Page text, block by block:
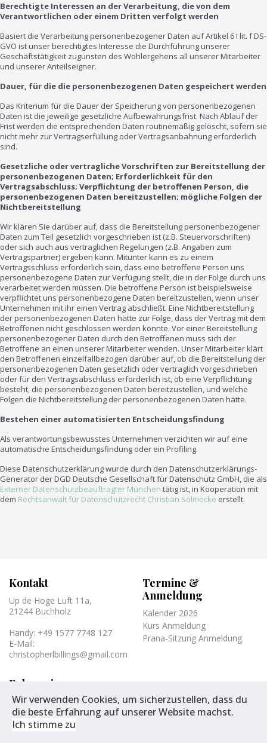
Berechtigte Interessen an der Verarbeitung, die von dem
Verantwortlichen oder einem Dritten verfolgt werden
Basiert die Verarbeitung personenbezogener Daten auf Artikel 6 I lit. f DS-
GVO ist unser berechtigtes Interesse die Durchführung unserer
Geschäftstätigkeit zugunsten des Wohlergehens all unserer Mitarbeiter
und unserer Anteilseigner.
Dauer, für die die personenbezogenen Daten gespeichert werden
Das Kriterium für die Dauer der Speicherung von personenbezogenen
Daten ist die jeweilige gesetzliche Aufbewahrungsfrist. Nach Ablauf der
Frist werden die entsprechenden Daten routinemäßig gelöscht, sofern sie
nicht mehr zur Vertragserfüllung oder Vertragsanbahnung erforderlich
sind.
Gesetzliche oder vertragliche Vorschriften zur Bereitstellung der
personenbezogenen Daten; Erforderlichkeit für den
Vertragsabschluss; Verpflichtung der betroffenen Person, die
personenbezogenen Daten bereitzustellen; mögliche Folgen der
Nichtbereitstellung
Wir klären Sie darüber auf, dass die Bereitstellung personenbezogener
Daten zum Teil gesetzlich vorgeschrieben ist (z.B. Steuervorschriften)
oder sich auch aus vertraglichen Regelungen (z.B. Angaben zum
Vertragspartner) ergeben kann. Mitunter kann es zu einem
Vertragsschluss erforderlich sein, dass eine betroffene Person uns
personenbezogene Daten zur Verfügung stellt, die in der Folge durch uns
verarbeitet werden müssen. Die betroffene Person ist beispielsweise
verpflichtet uns personenbezogene Daten bereitzustellen, wenn unser
Unternehmen mit ihr einen Vertrag abschließt. Eine Nichtbereitstellung
der personenbezogenen Daten hätte zur Folge, dass der Vertrag mit dem
Betroffenen nicht geschlossen werden könnte. Vor einer Bereitstellung
personenbezogener Daten durch den Betroffenen muss sich der
Betroffene an einen unserer Mitarbeiter wenden. Unser Mitarbeiter klärt
den Betroffenen einzelfallbezogen darüber auf, ob die Bereitstellung der
personenbezogenen Daten gesetzlich oder vertraglich vorgeschrieben
oder für den Vertragsabschluss erforderlich ist, ob eine Verpflichtung
besteht, die personenbezogenen Daten bereitzustellen, und welche
Folgen die Nichtbereitstellung der personenbezogenen Daten hätte.
Bestehen einer automatisierten Entscheidungsfindung
Als verantwortungsbewusstes Unternehmen verzichten wir auf eine
automatische Entscheidungsfindung oder ein Profiling.
Diese Datenschutzerklärung wurde durch den Datenschutzerklärungs-
Generator der DGD Deutsche Gesellschaft für Datenschutz GmbH, die als
Externer Datenschutzbeauftragter München tätig ist, in Kooperation mit
dem Rechtsanwalt für Datenschutzrecht Christian Solmecke erstellt.
Kontakt
Up de Hoge Luft 11a,
21244 Buchholz
Handy: +49 1577 7748 127
E-Mail:
christopherlbillings@gmail.com
Termine &
Anmeldung
Kalender 2026
Kurs Anmeldung
Prana-Sitzung Anmeldung
Folge mir
fab fa-instagram
fab fa-facebook-f
Wir verwenden Cookies, um sicherzustellen, dass du
die beste Erfahrung auf unserer Website machst.
Ich stimme zu